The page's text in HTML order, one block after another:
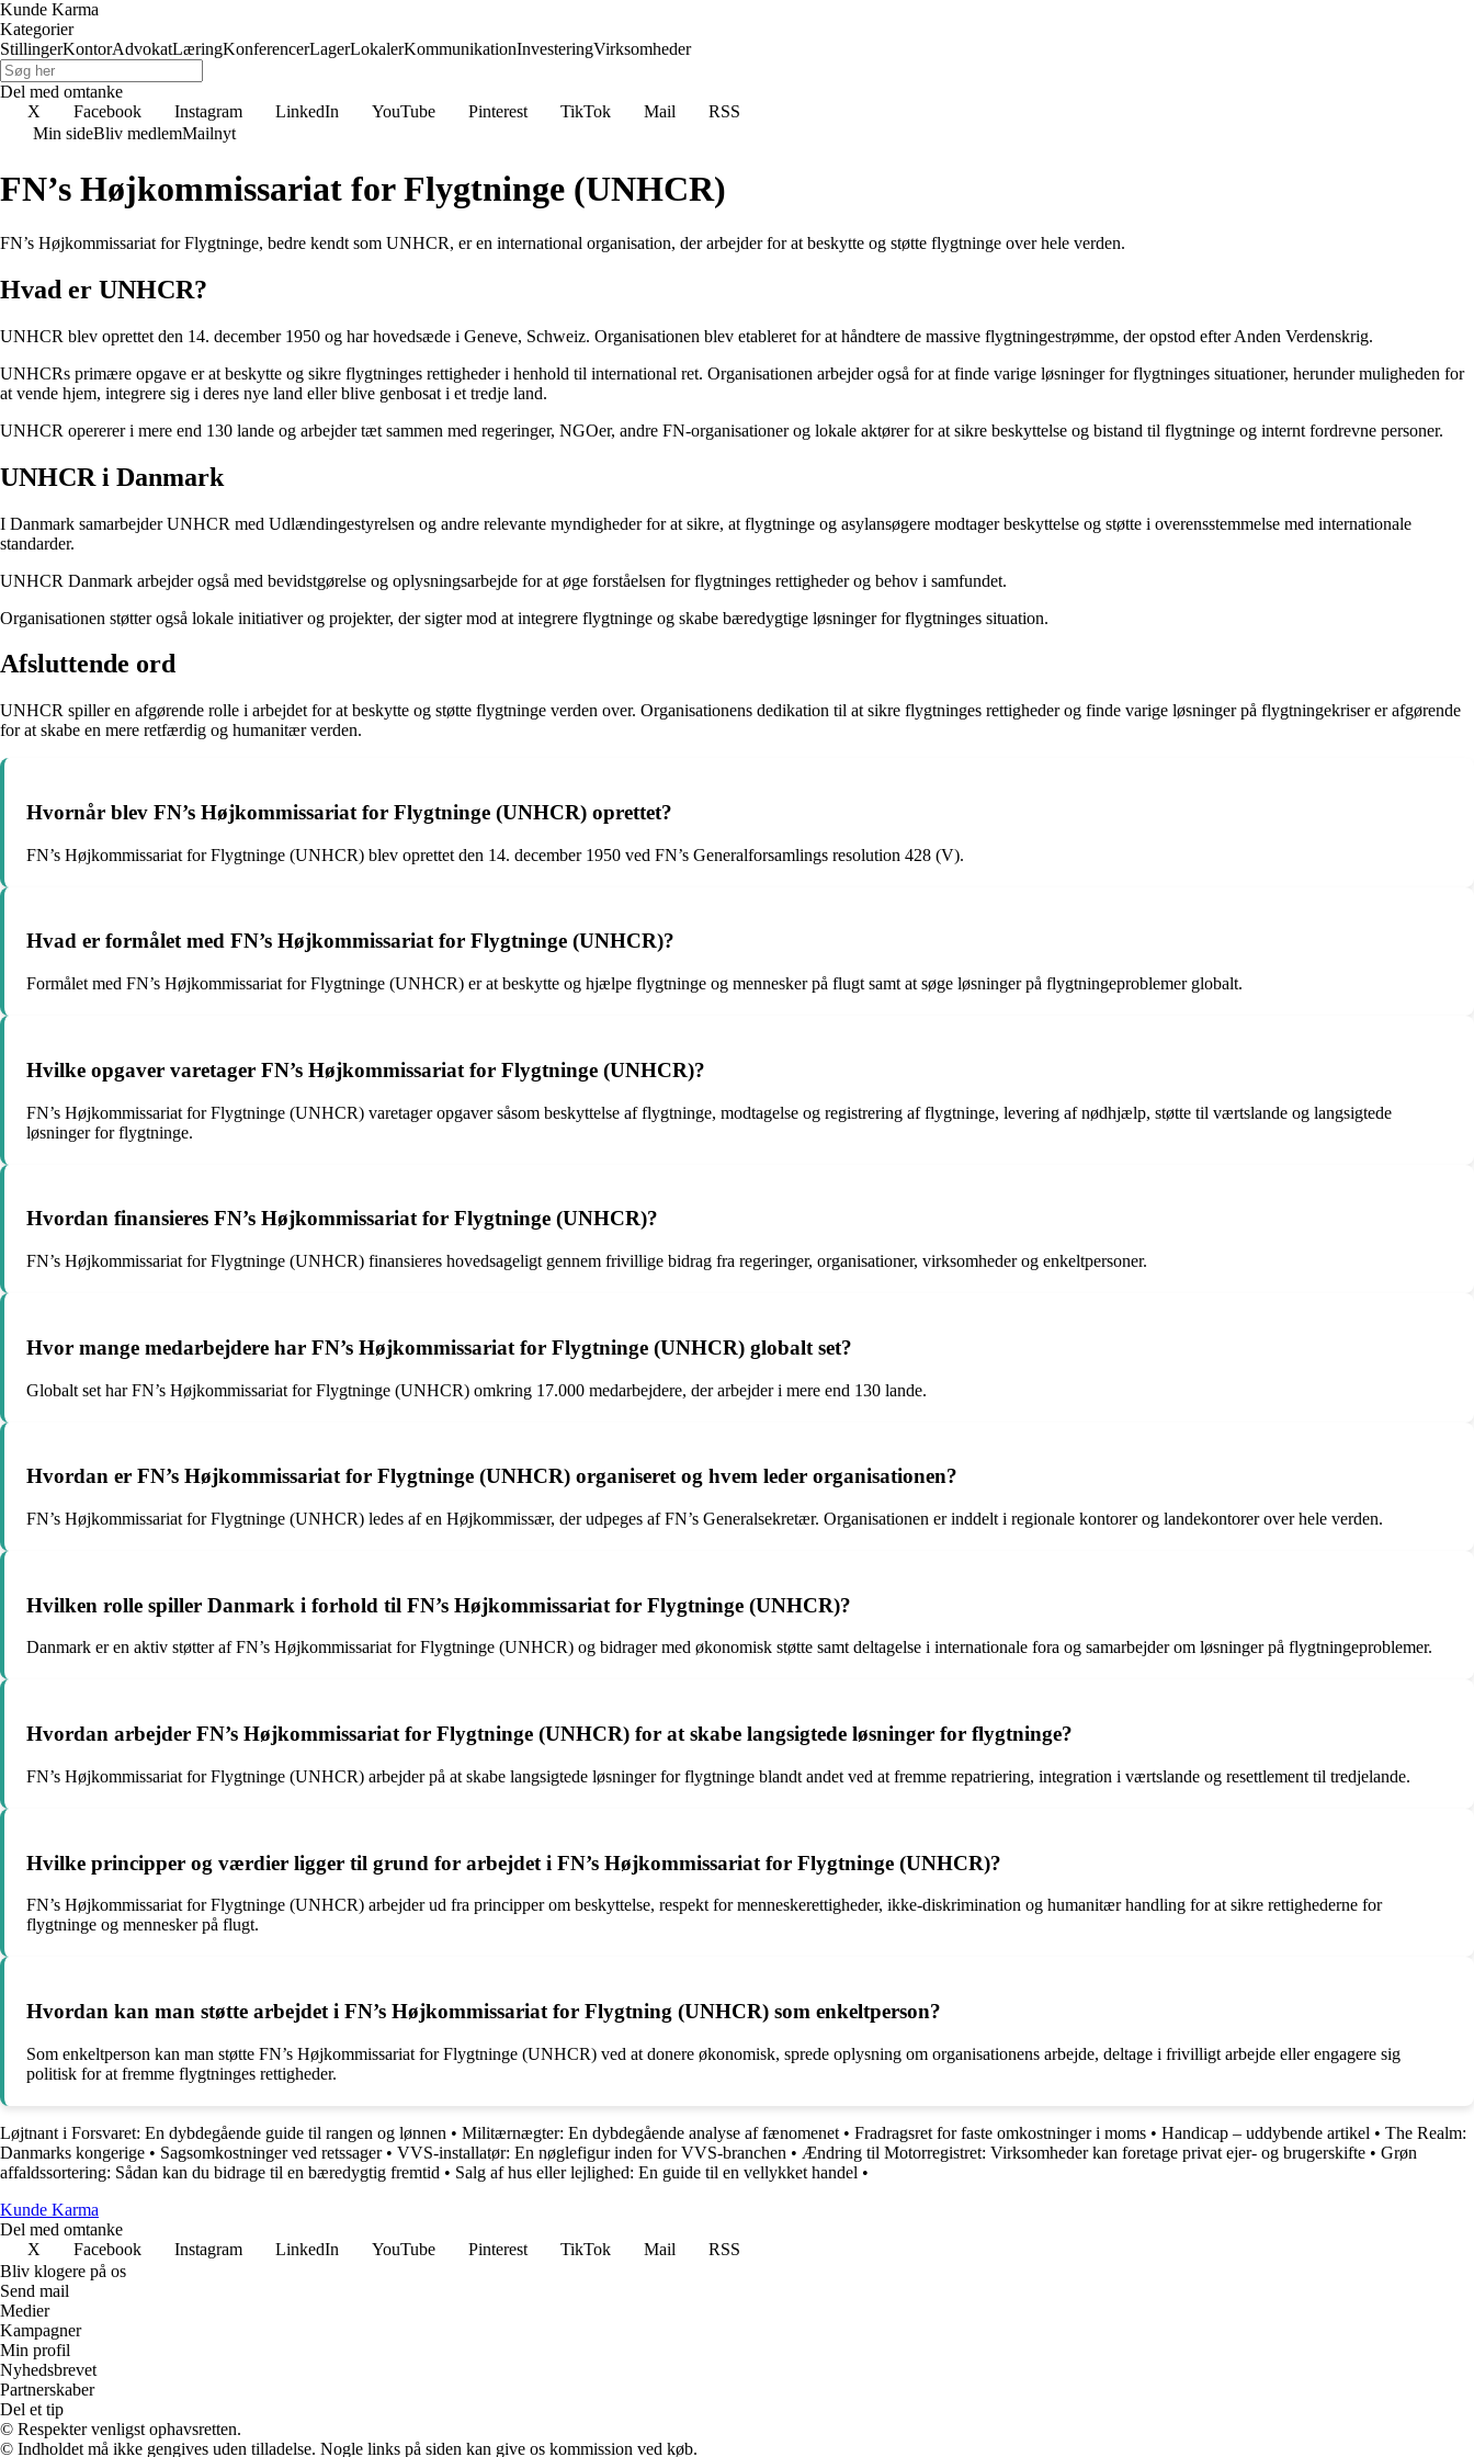
Kunde Karma
Kategorier
StillingerKontorAdvokatLæringKonferencerLagerLokalerKommunikationInvesteringVirksomheder
Del med omtanke
X
Facebook Instagram LinkedIn YouTube Pinterest TikTok Mail
RSS
Min sideBliv medlemMailnyt
FN’s Højkommissariat for Flygtninge (UNHCR)
FN’s Højkommissariat for Flygtninge, bedre kendt som UNHCR, er en international organisation, der arbejder for at beskytte og støtte flygtninge over hele verden.
Hvad er UNHCR?
UNHCR blev oprettet den 14. december 1950 og har hovedsæde i Geneve, Schweiz. Organisationen blev etableret for at håndtere de massive flygtningestrømme, der opstod efter Anden Verdenskrig.
UNHCRs primære opgave er at beskytte og sikre flygtninges rettigheder i henhold til international ret. Organisationen arbejder også for at finde varige løsninger for flygtninges situationer, herunder muligheden for
at vende hjem, integrere sig i deres nye land eller blive genbosat i et tredje land.
UNHCR opererer i mere end 130 lande og arbejder tæt sammen med regeringer, NGOer, andre FN-organisationer og lokale aktører for at sikre beskyttelse og bistand til flygtninge og internt fordrevne personer.
UNHCR i Danmark
I Danmark samarbejder UNHCR med Udlændingestyrelsen og andre relevante myndigheder for at sikre, at flygtninge og asylansøgere modtager beskyttelse og støtte i overensstemmelse med internationale
standarder.
UNHCR Danmark arbejder også med bevidstgørelse og oplysningsarbejde for at øge forståelsen for flygtninges rettigheder og behov i samfundet.
Organisationen støtter også lokale initiativer og projekter, der sigter mod at integrere flygtninge og skabe bæredygtige løsninger for flygtninges situation.
Afsluttende ord
UNHCR spiller en afgørende rolle i arbejdet for at beskytte og støtte flygtninge verden over. Organisationens dedikation til at sikre flygtninges rettigheder og finde varige løsninger på flygtningekriser er afgørende
for at skabe en mere retfærdig og humanitær verden.
Hvornår blev FN’s Højkommissariat for Flygtninge (UNHCR) oprettet?
FN’s Højkommissariat for Flygtninge (UNHCR) blev oprettet den 14. december 1950 ved FN’s Generalforsamlings resolution 428 (V).
Hvad er formålet med FN’s Højkommissariat for Flygtninge (UNHCR)?
Formålet med FN’s Højkommissariat for Flygtninge (UNHCR) er at beskytte og hjælpe flygtninge og mennesker på flugt samt at søge løsninger på flygtningeproblemer globalt.
Hvilke opgaver varetager FN’s Højkommissariat for Flygtninge (UNHCR)?
FN’s Højkommissariat for Flygtninge (UNHCR) varetager opgaver såsom beskyttelse af flygtninge, modtagelse og registrering af flygtninge, levering af nødhjælp, støtte til værtslande og langsigtede
løsninger for flygtninge.
Hvordan finansieres FN’s Højkommissariat for Flygtninge (UNHCR)?
FN’s Højkommissariat for Flygtninge (UNHCR) finansieres hovedsageligt gennem frivillige bidrag fra regeringer, organisationer, virksomheder og enkeltpersoner.
Hvor mange medarbejdere har FN’s Højkommissariat for Flygtninge (UNHCR) globalt set?
Globalt set har FN’s Højkommissariat for Flygtninge (UNHCR) omkring 17.000 medarbejdere, der arbejder i mere end 130 lande.
Hvordan er FN’s Højkommissariat for Flygtninge (UNHCR) organiseret og hvem leder organisationen?
FN’s Højkommissariat for Flygtninge (UNHCR) ledes af en Højkommissær, der udpeges af FN’s Generalsekretær. Organisationen er inddelt i regionale kontorer og landekontorer over hele verden.
Hvilken rolle spiller Danmark i forhold til FN’s Højkommissariat for Flygtninge (UNHCR)?
Danmark er en aktiv støtter af FN’s Højkommissariat for Flygtninge (UNHCR) og bidrager med økonomisk støtte samt deltagelse i internationale fora og samarbejder om løsninger på flygtningeproblemer.
Hvordan arbejder FN’s Højkommissariat for Flygtninge (UNHCR) for at skabe langsigtede løsninger for flygtninge?
FN’s Højkommissariat for Flygtninge (UNHCR) arbejder på at skabe langsigtede løsninger for flygtninge blandt andet ved at fremme repatriering, integration i værtslande og resettlement til tredjelande.
Hvilke principper og værdier ligger til grund for arbejdet i FN’s Højkommissariat for Flygtninge (UNHCR)?
FN’s Højkommissariat for Flygtninge (UNHCR) arbejder ud fra principper om beskyttelse, respekt for menneskerettigheder, ikke-diskrimination og humanitær handling for at sikre rettighederne for
flygtninge og mennesker på flugt.
Hvordan kan man støtte arbejdet i FN’s Højkommissariat for Flygtning (UNHCR) som enkeltperson?
Som enkeltperson kan man støtte FN’s Højkommissariat for Flygtninge (UNHCR) ved at donere økonomisk, sprede oplysning om organisationens arbejde, deltage i frivilligt arbejde eller engagere sig
politisk for at fremme flygtninges rettigheder.
Løjtnant i Forsvaret: En dybdegående guide til rangen og lønnen • Militærnægter: En dybdegående analyse af fænomenet • Fradragsret for faste omkostninger i moms • Handicap – uddybende artikel • The Realm:
Danmarks kongerige • Sagsomkostninger ved retssager• VVS-installatør: En nøglefigur inden for VVS-branchen • Ændring til Motorregistret: Virksomheder kan foretage privat ejer- og brugerskifte • Grøn
affaldssortering: Sådan kan du bidrage til en bæredygtig fremtid • Salg af hus eller lejlighed: En guide til en vellykket handel •
Kunde Karma
Del med omtanke
X
Facebook Instagram LinkedIn YouTube Pinterest TikTok Mail
RSS
Bliv klogere på os
Send mail
Medier
Kampagner
Min profil
Nyhedsbrevet
Partnerskaber
Del et tip
© Respekter venligst ophavsretten.
© Indholdet må ikke gengives uden tilladelse. Nogle links på siden kan give os kommission ved køb.